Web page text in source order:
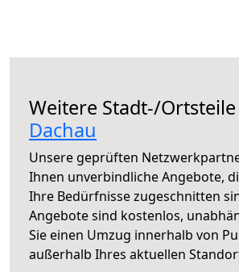
Weitere Stadt-/
Dachau
Unsere geprüften
Ihnen unverbindliche Angebote,
Ihre Bedürfnisse zugeschnitten
Angebote sind kostenlos,
Sie einen Umzug innerhalb von
außerhalb Ihres aktuellen